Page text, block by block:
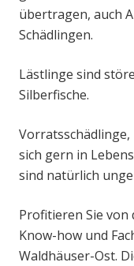
übertragen, auch
Schädlingen.
Lästlinge sind
Silberfische.
Vorratsschädlinge,
sich gern in
sind natürlich
Profitieren Sie
Know-how und
Waldhäuser-Ost.